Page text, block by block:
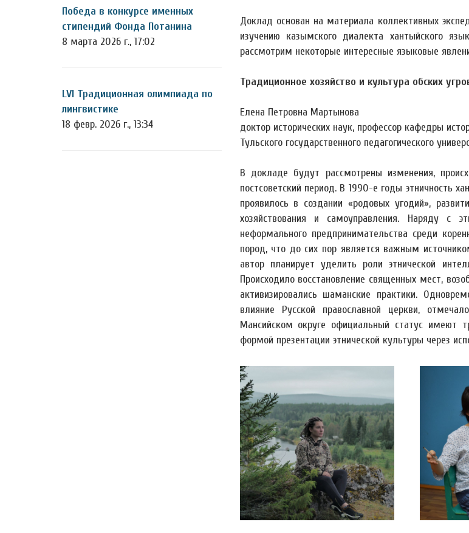
Победа в конкурсе именных
стипендий Фонда Потанина
8 марта 2026 г., 17:02
LVI Традиционная олимпиада по
лингвистике
18 февр. 2026 г., 13:34
Доклад основан на материала коллективных
изучению казымского диалекта хантыйского
рассмотрим некоторые интересные языковые
Традиционное хозяйство и культура обских
Елена Петровна Мартынова
доктор исторических наук, профессор кафедры
Тульского государственного педагогического
В докладе будут рассмотрены изменения,
постсоветский период. В 1990-е годы этничность
проявилось в создании «родовых угодий»,
хозяйствования и самоуправления. Наряду с
неформального предпринимательства среди
пород, что до сих пор является важным
автор планирует уделить роли этнической
Происходило восстановление священных мест,
активизировались шаманские практики.
влияние Русской православной церкви,
Мансийском округе официальный статус имеют
формой презентации этнической культуры через